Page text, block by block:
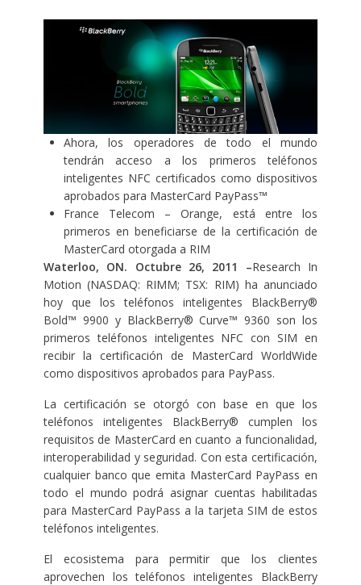
Ahora, los operadores de todo el mundo
tendrán acceso a los primeros teléfonos
inteligentes NFC certificados como dispositivos
aprobados para MasterCard PayPass™
France Telecom – Orange, está entre los
primeros en beneficiarse de la certificación de
MasterCard otorgada a RIM
Waterloo, ON. Octubre 26, 2011
–Research In
Motion (NASDAQ: RIMM; TSX: RIM) ha anunciado
hoy que los teléfonos inteligentes BlackBerry®
Bold™ 9900 y BlackBerry® Curve™ 9360 son los
primeros teléfonos inteligentes NFC con SIM en
recibir la certificación de MasterCard WorldWide
como dispositivos aprobados para PayPass.
La certificación se otorgó con base en que los
teléfonos inteligentes BlackBerry® cumplen los
requisitos de MasterCard en cuanto a funcionalidad,
interoperabilidad y seguridad. Con esta certificación,
cualquier banco que emita MasterCard PayPass en
todo el mundo podrá asignar cuentas habilitadas
para MasterCard PayPass a la tarjeta SIM de estos
teléfonos inteligentes.
El ecosistema para permitir que los clientes
aprovechen los teléfonos inteligentes BlackBerry